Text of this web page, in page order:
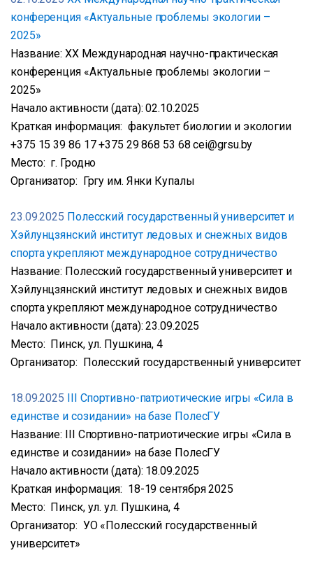
конференция «Актуальные проблемы экологии –
2025»
Название: XX Международная научно-практическая
конференция «Актуальные проблемы экологии –
2025»
Начало активности (дата): 02.10.2025
Краткая информация: факультет биологии и экологии
+375 15 39 86 17 +375 29 868 53 68 cei@grsu.by
Место: г. Гродно
Организатор: Гргу им. Янки Купалы
23.09.2025 Полесский государственный университет и
Хэйлунцзянский институт ледовых и снежных видов
спорта укрепляют международное сотрудничество
Название: Полесский государственный университет и
Хэйлунцзянский институт ледовых и снежных видов
спорта укрепляют международное сотрудничество
Начало активности (дата): 23.09.2025
Место: Пинск, ул. Пушкина, 4
Организатор: Полесский государственный университет
18.09.2025 III Спортивно-патриотические игры «Сила в
единстве и созидании» на базе ПолесГУ
Название: III Спортивно-патриотические игры «Сила в
единстве и созидании» на базе ПолесГУ
Начало активности (дата): 18.09.2025
Краткая информация: 18-19 сентября 2025
Место: Пинск, ул. ул. Пушкина, 4
Организатор: УО «Полесский государственный
университет»